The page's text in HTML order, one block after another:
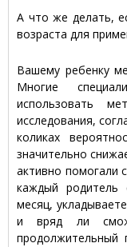
А что же делать,
возраста для
Вашему ребенку
Многие
использовать
исследования,
коликах
значительно
активно помогали
каждый родитель
месяц,
и вряд ли
продолжительный